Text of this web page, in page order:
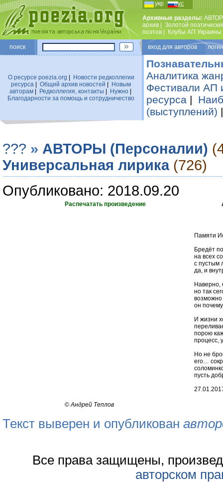
укр рус
Архивные разделы:
архив
Золотой
поэтов
Клубы АП Украины
поиск вход для авторов
О ресурсе poezia.org
Новости редколлегии
ресурса
Общий архив новостей
Новым
авторам| Редколлегия, контакты Нужно|
Благодарности за помощь и сотрудничество
Аналитика
Фестивали АП
ресурса |
(выступлений)
??? » АВТОРЫ (Персоналии)
Универсальная лирика (726)
Опубликовано: 2018.09.20
Распечатать произведение
Памяти
Бредёт
на всех
с пустым
да, и
Наверно,
но так
возможно
он
И жизни
порою
процесс,
Но не
его…
пусть
©Андрей Теплов
Текст выверен и опубликован
Все права защищены,
авторском